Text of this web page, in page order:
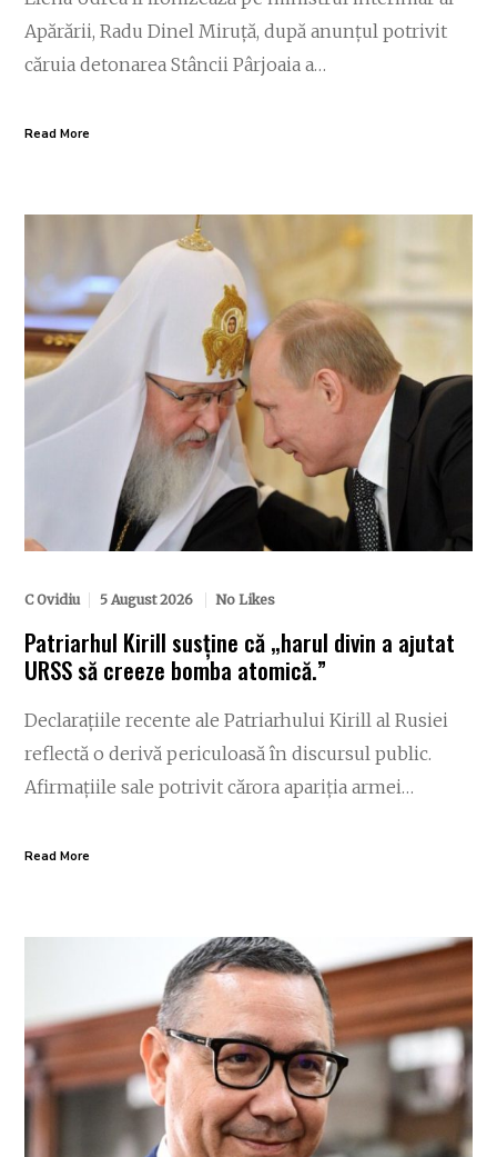
Apărării, Radu Dinel Miruță, după anunțul potrivit
căruia detonarea Stâncii Pârjoaia a…
Read More
C Ovidiu 5 August 2026 No Likes
Patriarhul Kirill susține că „harul divin a ajutat
URSS să creeze bomba atomică.”
Declarațiile recente ale Patriarhului Kirill al Rusiei
reflectă o derivă periculoasă în discursul public.
Afirmațiile sale potrivit cărora apariția armei…
Read More